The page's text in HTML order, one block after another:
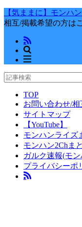
【気ままに】モンハ
相互/掲載希望の方は
TOP
お問い合わせ/相
サイトマップ
【YouTube】
モンハンライズ
モンハン2Chま
ガルク速報(モ
プライバシーポ